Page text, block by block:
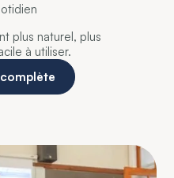
plus naturel, plus
à utiliser.